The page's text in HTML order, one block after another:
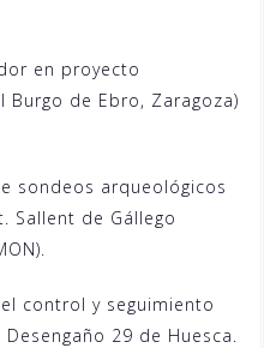
en proyecto
Burgo de Ebro, Zaragoza)
sondeos arqueológicos
Sallent de Gállego
control y seguimiento
29 de Huesca.